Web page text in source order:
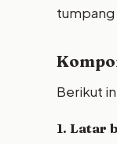
Berikut
1. Latar